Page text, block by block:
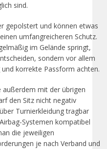
sind.
gepolstert und können etwas
umfangreicheren Schutz.
im Gelände springt,
sondern vor allem
korrekte Passform achten.
außerdem mit der übrigen
den Sitz nicht negativ
Turnierkleidung tragbar
Systemen kompatibel
die jeweiligen
je nach Verband und